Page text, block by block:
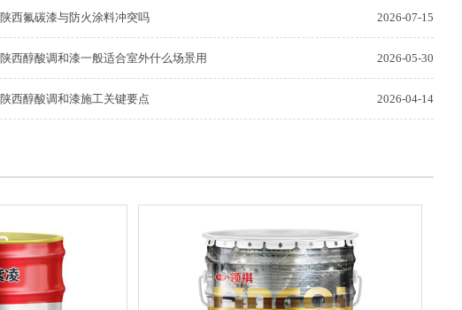
2026-07-15
陕西氟碳漆与防火涂料冲突吗
2026-05-30
陕西醇酸调和漆一般适合室外什么场景用
2026-04-14
陕西醇酸调和漆施工关键要点